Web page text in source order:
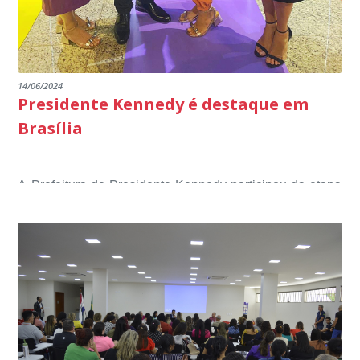
14/06/2024
Presidente Kennedy é destaque em
Brasília
A Prefeitura de Presidente Kennedy participou da etapa
nacional do 12º Prêmio Sebrae Prefeitura
Empreendedora, que visou valorizar e destacar o papel
dos gestores públicos comprometidos com o
desenvolvimento socioeconômico dos municípios, a
partir de iniciativas que estimulam o empreendedorismo,
a competitividade dos pequenos negócios e a
modernização da gestão pública local. O evento
aconteceu nesta terça-feira (11) em Brasília.